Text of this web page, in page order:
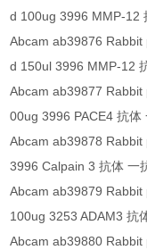
d 100ug 3996 MMP-12
Abcam ab39876
d 150ul 3996 MMP-12
Abcam ab39877 Rabbit
00ug 3996 PACE4 抗体
Abcam ab39878
3996 Calpain 3 抗体 一
Abcam ab39879
100ug 3253 ADAM3 抗
Abcam ab39880